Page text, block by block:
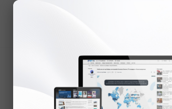
Мобифинанс
зөвшөөрөлтэй